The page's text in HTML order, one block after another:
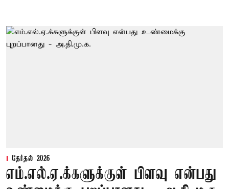
தேர்தல் 2026
எம்.எல்.ஏ.க்களுக்குள் பிளவு என்பது